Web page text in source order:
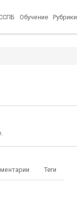
Обучение Рубрики
Теги